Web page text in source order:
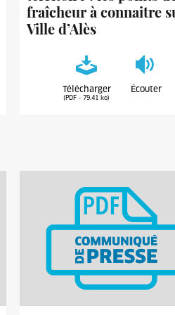
fraîcheur à connaitre
Ville d’Alès
Télécharger
(PDF - 79.41 ko)
Écouter